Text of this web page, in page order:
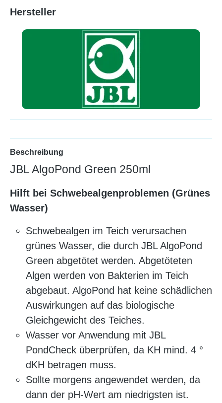
Hersteller
Beschreibung
JBL AlgoPond Green 250ml
Hilft bei Schwebealgenproblemen (Grünes
Wasser)
Schwebealgen im Teich verursachen
grünes Wasser, die durch JBL AlgoPond
Green abgetötet werden. Abgetöteten
Algen werden von Bakterien im Teich
abgebaut. AlgoPond hat keine schädlichen
Auswirkungen auf das biologische
Gleichgewicht des Teiches.
Wasser vor Anwendung mit JBL
PondCheck überprüfen, da KH mind. 4 °
dKH betragen muss.
Sollte morgens angewendet werden, da
dann der pH-Wert am niedrigsten ist.